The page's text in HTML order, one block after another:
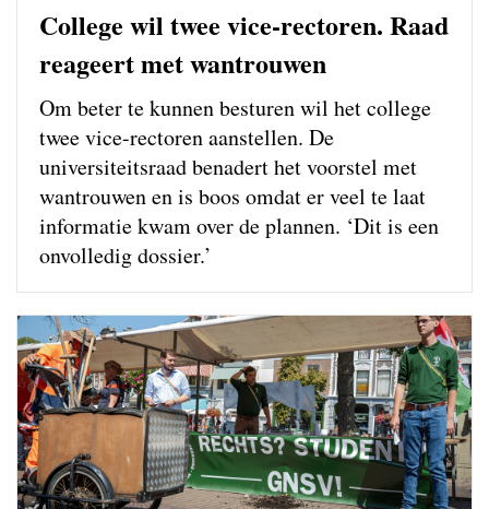
College wil twee vice-rectoren. Raad
reageert met wantrouwen
Om beter te kunnen besturen wil het college
twee vice-rectoren aanstellen. De
universiteitsraad benadert het voorstel met
wantrouwen en is boos omdat er veel te laat
informatie kwam over de plannen. ‘Dit is een
onvolledig dossier.’